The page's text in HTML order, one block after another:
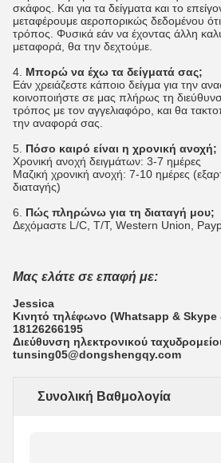
σκάφος. Και για τα δείγματα και το
μεταφέρουμε αεροπορικώς δεδομένου
τρόπος. Φυσικά εάν να έχοντας άλλη
μεταφορά, θα την δεχτούμε.
4. Μπορώ να έχω τα δείγματά σας;
Εάν χρειάζεστε κάποιο δείγμα για την
κοινοποιήστε σε μας πλήρως τη
τρόπος με τον αγγελιαφόρο, και θα
την αναφορά σας.
5. Πόσο καιρό είναι η χρονική ανοχή;
Χρονική ανοχή δειγμάτων: 3-7 ημέρες
Μαζική χρονική ανοχή: 7-10 ημέρες
διαταγής)
6. Πώς πληρώνω για τη διαταγή μου;
Δεχόμαστε L/C, T/T, Western Union,
Μας ελάτε σε επαφή με:
Jessica
Κινητό τηλέφωνο (Whatsapp &
18126266195
Διεύθυνση ηλεκτρονικού
tunsing05@dongshengqy.com
Συνολική Βαθμολογία